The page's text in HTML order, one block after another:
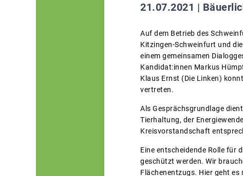
21.07.2021 |
Auf dem Betrieb des
Kitzingen-Schweinfurt und
einem gemeinsamen
Kandidat:innen Markus
Klaus Ernst (Die Linken)
vertreten.
Als Gesprächsgrundlage
Tierhaltung, der
Kreisvorstandschaft
Eine entscheidende Rolle für
geschützt werden. Wir
Flächenentzugs. Hier geht